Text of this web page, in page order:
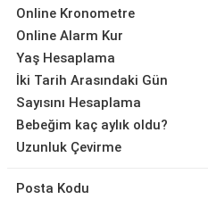
Online Kronometre
Online Alarm Kur
Yaş Hesaplama
İki Tarih Arasındaki Gün
Sayısını Hesaplama
Bebeğim kaç aylık oldu?
Uzunluk Çevirme
Posta Kodu